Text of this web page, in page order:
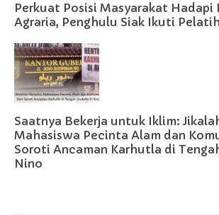
Perkuat Posisi Masyarakat Hadapi
Agraria, Penghulu Siak Ikuti
Saatnya Bekerja untuk Iklim:
Mahasiswa Pecinta Alam dan
Soroti Ancaman Karhutla di
Nino